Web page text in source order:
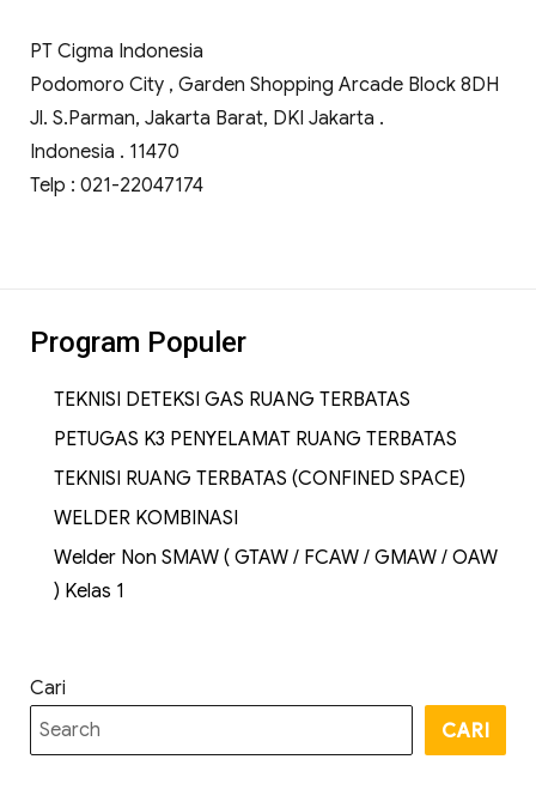
PT Cigma Indonesia
Podomoro City , Garden Shopping Arcade Block 8DH
Jl. S.Parman, Jakarta Barat, DKI Jakarta .
Indonesia . 11470
Telp : 021-22047174
Program Populer
TEKNISI DETEKSI GAS RUANG TERBATAS
PETUGAS K3 PENYELAMAT RUANG TERBATAS
TEKNISI RUANG TERBATAS (CONFINED SPACE)
WELDER KOMBINASI
Welder Non SMAW ( GTAW / FCAW / GMAW / OAW
) Kelas 1
Cari
CARI